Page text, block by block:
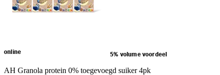
online 5% volume voordeel
AH Granola protein 0% toegevoegd suiker 4pk